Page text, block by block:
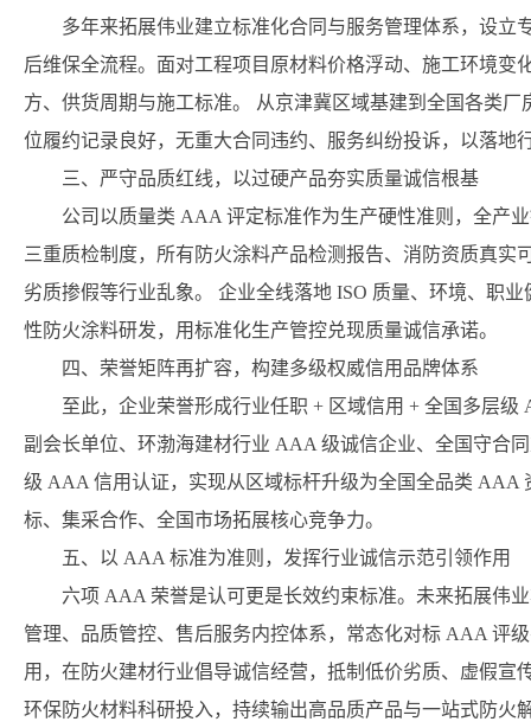
多年来拓展伟业建立标准化合同与服务管理体系，设
后维保全流程。面对工程项目原材料价格浮动、施工环境
方、供货周期与施工标准。 从京津冀区域基建到全国各类
位履约记录良好，无重大合同违约、服务纠纷投诉，以落地
三、严守品质红线，以过硬产品夯实质量诚信根基
公司以质量类 AAA 评定标准作为生产硬性准则，全产
三重质检制度，所有防火涂料产品检测报告、消防资质真
劣质掺假等行业乱象。 企业全线落地 ISO 质量、环境、职
性防火涂料研发，用标准化生产管控兑现质量诚信承诺。
四、荣誉矩阵再扩容，构建多级权威信用品牌体系
至此，企业荣誉形成行业任职 + 区域信用 + 全国多层
副会长单位、环渤海建材行业 AAA 级诚信企业、全国守合
级 AAA 信用认证，实现从区域标杆升级为全国全品类 AAA
标、集采合作、全国市场拓展核心竞争力。
五、以 AAA 标准为准则，发挥行业诚信示范引领作用
六项 AAA 荣誉是认可更是长效约束标准。未来拓展伟
管理、品质管控、售后服务内控体系，常态化对标 AAA 评
用，在防火建材行业倡导诚信经营，抵制低价劣质、虚假宣
环保防火材料科研投入，持续输出高品质产品与一站式防火